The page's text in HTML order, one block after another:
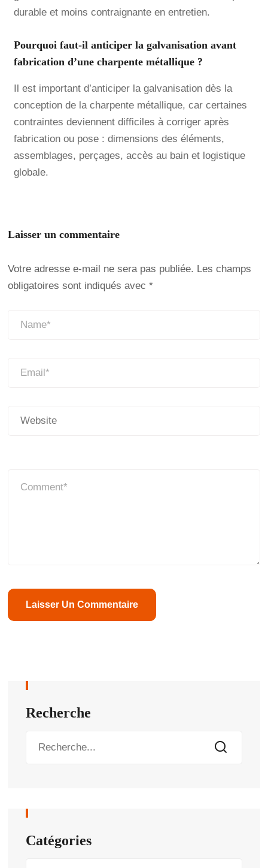
durable et moins contraignante en entretien.
Pourquoi faut-il anticiper la galvanisation avant
fabrication d’une charpente métallique ?
Il est important d’anticiper la galvanisation dès la
conception de la charpente métallique, car certaines
contraintes deviennent difficiles à corriger après
fabrication ou pose : dimensions des éléments,
assemblages, perçages, accès au bain et logistique
globale.
Laisser un commentaire
Votre adresse e-mail ne sera pas publiée. Les champs
obligatoires sont indiqués avec *
Recherche
Catégories